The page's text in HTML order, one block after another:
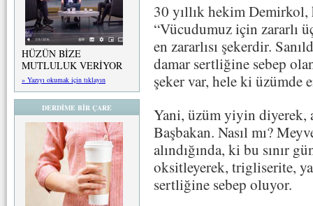
HÜZÜN BİZE
MUTLULUK VERİYOR
» Yazıyı okumak için tıklayın
DERDİME BİR ÇARE
30 yıllık hekim
“Vücudumuz için zararlı
en zararlısı şekerdir.
damar sertliğine sebep
şeker var, hele ki üzümde
Yani, üzüm yiyin diyerek,
Başbakan. Nasıl mı?
alındığında, ki bu sınır
oksitleyerek, trigliserite,
sertliğine sebep oluyor.